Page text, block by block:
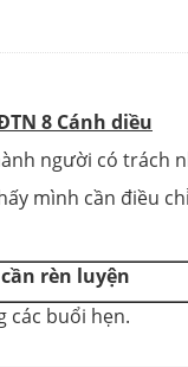
8 Cánh diều
người có trách
mình cần điều
rèn luyện
các buổi hẹn.